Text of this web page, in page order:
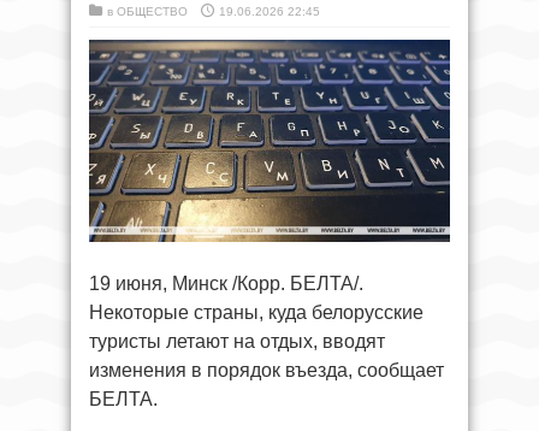
в ОБЩЕСТВО 19.06.2026 22:45
19 июня, Минск /Корр. БЕЛТА/.
Некоторые страны, куда белорусские
туристы летают на отдых, вводят
изменения в порядок въезда, сообщает
БЕЛТА.